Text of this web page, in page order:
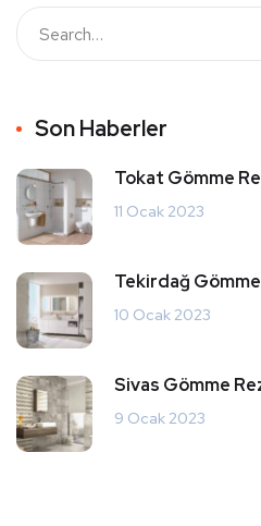
Son Haberler
Tokat Gömme
11 Ocak 2023
Tekirdağ
10 Ocak 2023
Sivas Gömme
9 Ocak 2023